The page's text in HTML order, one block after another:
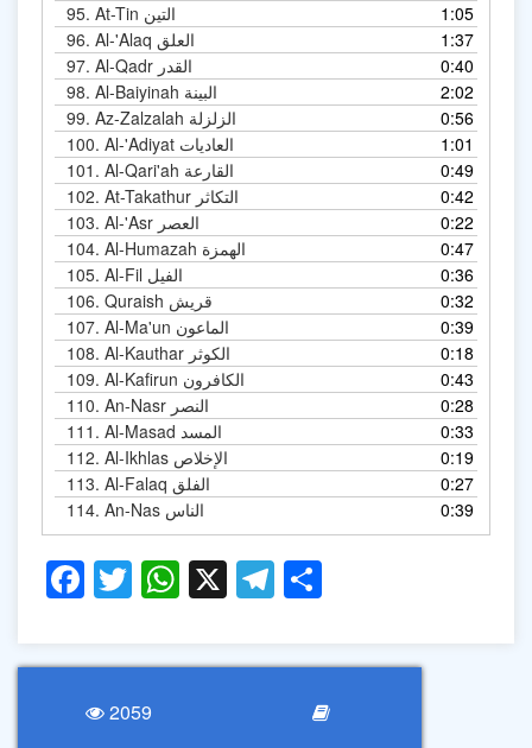
95.
At-Tin التين
1:05
96.
Al-'Alaq العلق
1:37
97.
Al-Qadr القدر
0:40
98.
Al-Baiyinah البينة
2:02
99.
Az-Zalzalah الزلزلة
0:56
100.
Al-'Adiyat العاديات
1:01
101.
Al-Qari'ah القارعة
0:49
102.
At-Takathur التكاثر
0:42
103.
Al-'Asr العصر
0:22
104.
Al-Humazah الهمزة
0:47
105.
Al-Fil الفيل
0:36
106.
Quraish قريش
0:32
107.
Al-Ma'un الماعون
0:39
108.
Al-Kauthar الكوثر
0:18
109.
Al-Kafirun الكافرون
0:43
110.
An-Nasr النصر
0:28
111.
Al-Masad المسد
0:33
112.
Al-Ikhlas الإخلاص
0:19
113.
Al-Falaq الفلق
0:27
114.
An-Nas الناس 0:39
Facebook
Twitter
WhatsApp
X Telegram
2059